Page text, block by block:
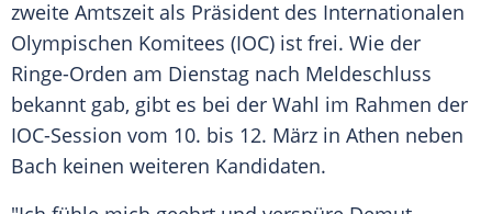
zweite Amtszeit als Präsident des Internationalen
Olympischen Komitees (IOC) ist frei. Wie der
Ringe-Orden am Dienstag nach Meldeschluss
bekannt gab, gibt es bei der Wahl im Rahmen der
IOC-Session vom 10. bis 12. März in Athen neben
Bach keinen weiteren Kandidaten.